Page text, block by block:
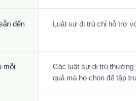
đến
Luật sư di trú chỉ hỗ trợ
mỗi
Các luật sư di trú thường
quả mà họ chọn để tập